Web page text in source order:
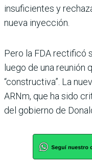
insuficientes y
nueva inyección.
Pero la FDA rectificó
luego de una reunión
“constructiva”. La
ARNm, que ha sido
del gobierno de